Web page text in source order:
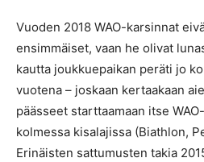
Vuoden 2018 WAO-karsinnat
ensimmäiset, vaan he olivat
kautta joukkuepaikan peräti jo
vuotena – joskaan kertaakaan
päässeet starttaamaan itse
kolmessa kisalajissa (Biathlon,
Erinäisten sattumusten takia